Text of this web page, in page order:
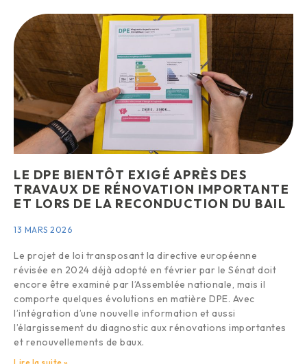
LE DPE BIENTÔT EXIGÉ APRÈS DES
TRAVAUX DE RÉNOVATION IMPORTANTE
ET LORS DE LA RECONDUCTION DU BAIL
13 MARS 2026
Le projet de loi transposant la directive européenne
révisée en 2024 déjà adopté en février par le Sénat doit
encore être examiné par l’Assemblée nationale, mais il
comporte quelques évolutions en matière DPE. Avec
l’intégration d’une nouvelle information et aussi
l’élargissement du diagnostic aux rénovations importantes
et renouvellements de baux.